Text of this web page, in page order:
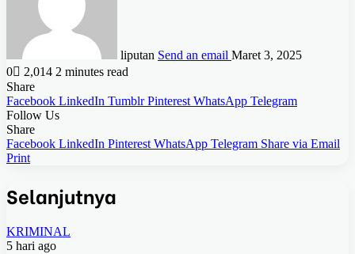
liputan Send an email Maret 3, 2025
0
2,014 2 minutes read
Share
Facebook LinkedIn Tumblr Pinterest WhatsApp Telegram
Follow Us
Share
Facebook LinkedIn Pinterest WhatsApp Telegram Share via Email
Print
Selanjutnya
KRIMINAL
5 hari ago